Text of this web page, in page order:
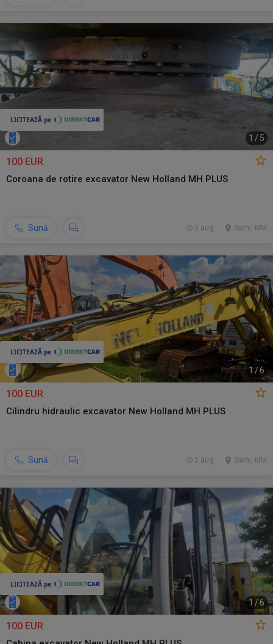
1 / 5
100 EUR
Coroana de rotire excavator New Holland MH PLUS
Sună Seini, MM
2 aug.
1 /6
100 EUR
Cilindru hidraulic excavator New Holland MH PLUS
Sună Seini, MM
2 aug.
1 /6
100 EUR